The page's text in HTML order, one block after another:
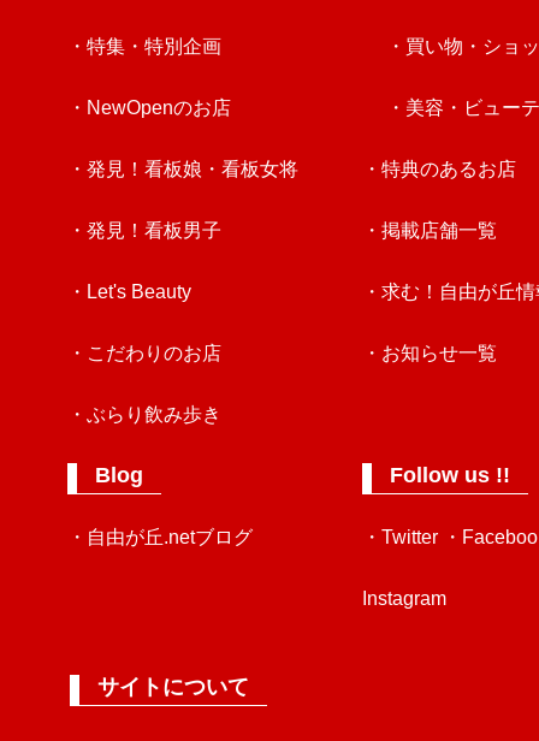
・特集・特別企画
・NewOpenのお店
・発見！看板娘・看板女将
・発見！看板男子
・Let's Beauty
・こだわりのお店
・ぶらり飲み歩き
Blog
・自由が丘.netブログ
・買い物・ショ
・美容・ビュー
・特典のあるお店
・掲載店舗一覧
・求む！自由が丘
・お知らせ一覧
Follow us !!
・Twitter ・
Instagram
サイトについて